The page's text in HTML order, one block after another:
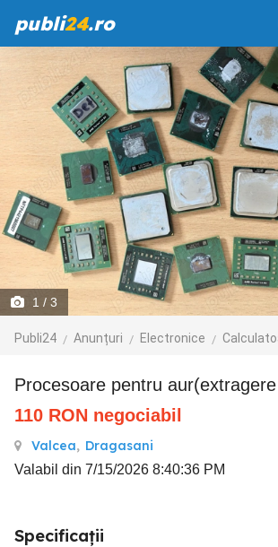
publi24.ro
1 / 3
Publi24 Anunțuri Electronice
Procesoare pentru
110 RON negociabil
Valcea, Dragasani
Valabil din 7/15/2026 8:40:36 PM
Specificații